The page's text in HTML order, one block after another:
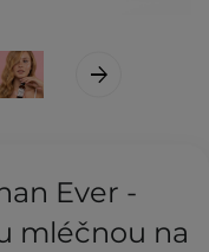
Ever -
mléčnou na